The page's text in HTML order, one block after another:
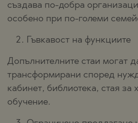
създава по-добра
особено при по-големи
Гъвкавост на функциите
Допълнителните стаи могат
трансформирани според
кабинет, библиотека, стая за
обучение.